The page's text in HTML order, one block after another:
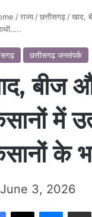
/राज्य /छत्तीसगढ़ /खाद,
छत्तीसगढ़ जनसंपर्क
बीज
में
के
June 3, 2026
Facebook
X